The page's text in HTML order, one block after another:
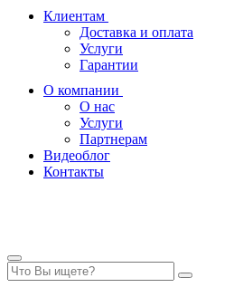
Клиентам
Доставка и оплата
Услуги
Гарантии
О компании
О нас
Услуги
Партнерам
Видеоблог
Контакты